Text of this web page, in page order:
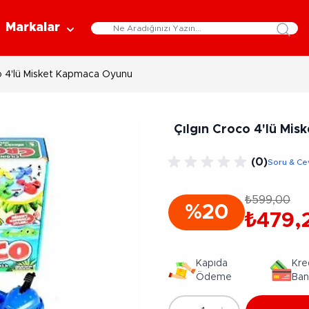
Eğitici Oyuncaklar
Oyun Hamurları
Müzik Aletleri
Oyunlar
Arkadaş - Aile Kutu Oyunları
Çocuk Kutu Oyunları
Eğitici Oyunlar
Et Bebekler
Fonksiyonlu Bebekler
Oyuncak Bebek Aksesuarları
Oyuncak Bebek Setleri
Aksesuar
6-9 Yaş
Markalar
4'lü Misket Kapmaca Oyunu
Çılgın Croco 4'lü
(0)Soru &
%20
₺599,00
Kapıda
Ödeme